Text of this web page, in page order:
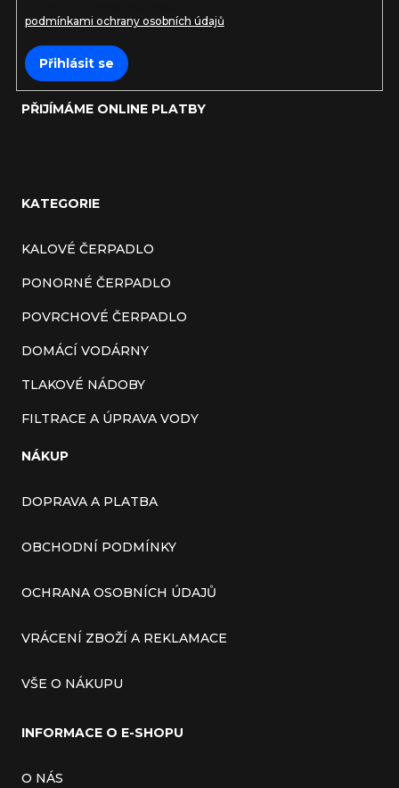
podmínkami ochrany osobních údajů
Přihlásit se
PŘIJÍMÁME ONLINE PLATBY
KATEGORIE
KALOVÉ ČERPADLO
PONORNÉ ČERPADLO
POVRCHOVÉ ČERPADLO
DOMÁCÍ VODÁRNY
TLAKOVÉ NÁDOBY
FILTRACE A ÚPRAVA VODY
NÁKUP
DOPRAVA A PLATBA
OBCHODNÍ PODMÍNKY
OCHRANA OSOBNÍCH ÚDAJŮ
VRÁCENÍ ZBOŽÍ A REKLAMACE
VŠE O NÁKUPU
INFORMACE O E-SHOPU
O NÁS